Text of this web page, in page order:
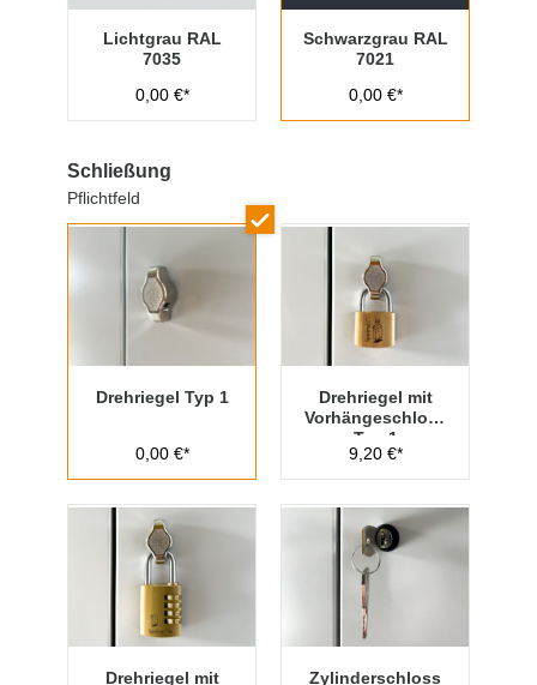
Lichtgrau RAL
7035
0,00 €*
Schwarzgrau RAL
7021
0,00 €*
Schließung
Pflichtfeld
Drehriegel Typ 1
0,00 €*
Drehriegel mit
Vorhängeschloss
Typ 1
9,20 €*
Drehriegel mit
Zylinderschloss